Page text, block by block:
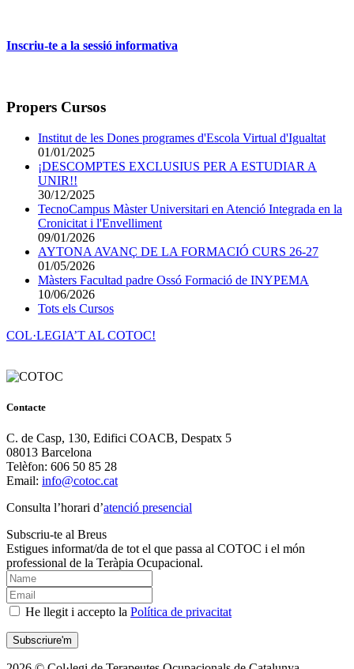
Inscriu-te a la sessió informativa
Propers Cursos
Institut de les Dones programes d'Escola Virtual d'Igualtat
01/01/2025
¡DESCOMPTES EXCLUSIUS PER A ESTUDIAR A
UNIR!!
30/12/2025
TecnoCampus Màster Universitari en Atenció Integrada en la
Cronicitat i l'Envelliment
09/01/2026
AYTONA AVANÇ DE LA FORMACIÓ CURS 26-27
01/05/2026
Màsters Facultad padre Ossó Formació de INYPEMA
10/06/2026
Tots els Cursos
COL·LEGIA’T AL COTOC!
Contacte
C. de Casp, 130, Edifici COACB, Despatx 5
08013 Barcelona
Telèfon: 606 50 85 28
Email: info@cotoc.cat
Consulta l’horari d’atenció presencial
Subscriu-te al Breus
Estigues informat/da de tot el que passa al COTOC i el món
professional de la Teràpia Ocupacional.
He llegit i accepto la Política de privacitat